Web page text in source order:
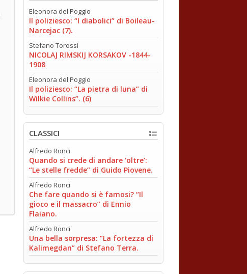
Eleonora del Poggio
Il poliziesco: “I diabolici” di Boileau-
Narcejac (7).
Stefano Torossi
NICOLAJ RIMSKIJ KORSAKOV -1844-
1908
Eleonora del Poggio
Il poliziesco: “La pietra di luna” di
Wilkie Collins”. (6)
CLASSICI
Alfredo Ronci
Quando si crede di andare ‘oltre’:
“Le stelle fredde” di Guido Piovene.
Alfredo Ronci
Che fare quando si è famosi? “Il
gioco e il massacro” di Ennio
Flaiano.
Alfredo Ronci
Una bella sorpresa: “La fortezza di
Kalimegdan” di Stefano Terra.